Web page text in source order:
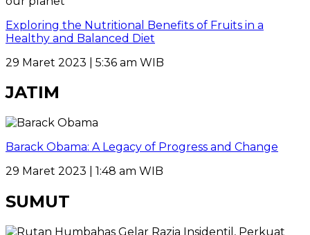
Exploring the Nutritional Benefits of Fruits in a
Healthy and Balanced Diet
29 Maret 2023 | 5:36 am WIB
JATIM
Barack Obama: A Legacy of Progress and Change
29 Maret 2023 | 1:48 am WIB
SUMUT